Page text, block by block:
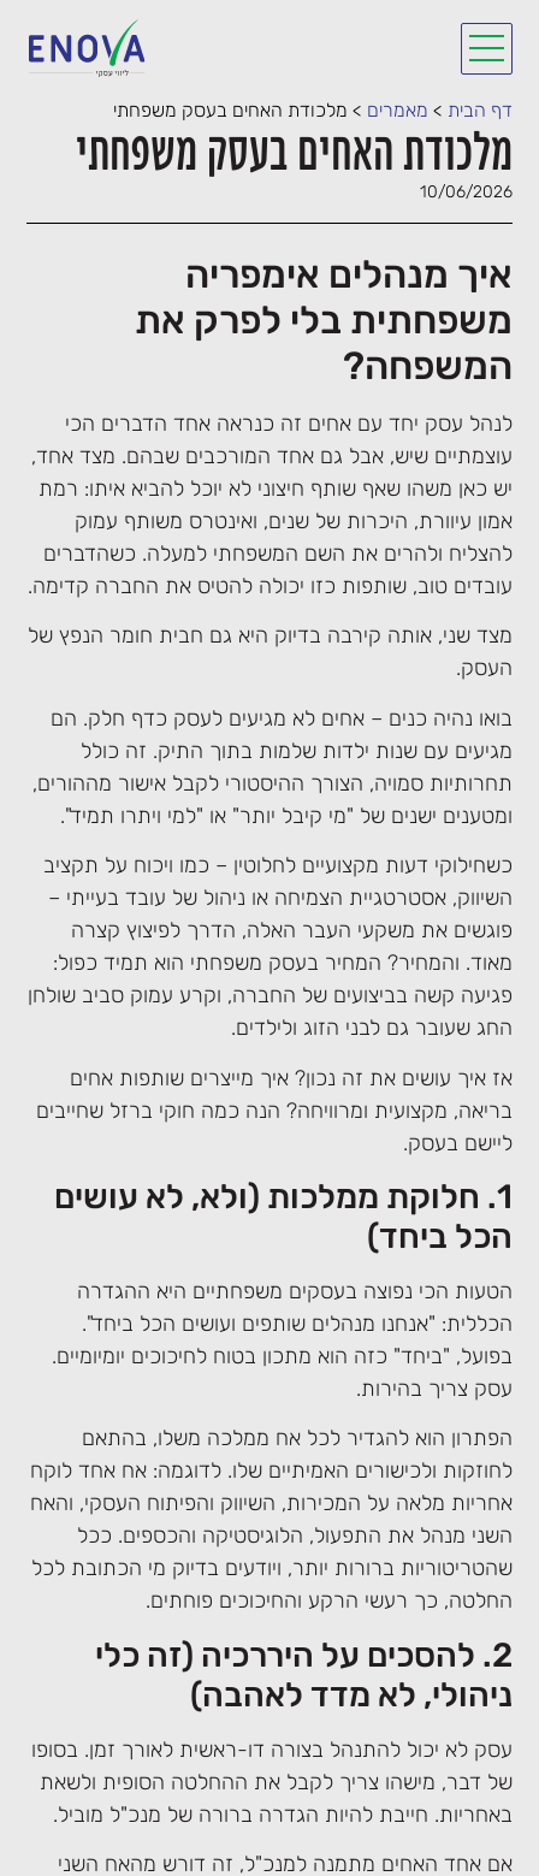
דף הבית > מאמרים > מלכודת האחים בעסק משפחתי
מלכודת האחים בעסק משפחתי
10/06/2026
איך מנהלים אימפריה
משפחתית בלי לפרק את
המשפחה?
לנהל עסק יחד עם אחים זה כנראה אחד הדברים הכי
עוצמתיים שיש, אבל גם אחד המורכבים שבהם. מצד אחד,
יש כאן משהו שאף שותף חיצוני לא יוכל להביא איתו: רמת
אמון עיוורת, היכרות של שנים, ואינטרס משותף עמוק
להצליח ולהרים את השם המשפחתי למעלה. כשהדברים
עובדים טוב, שותפות כזו יכולה להטיס את החברה קדימה.
מצד שני, אותה קירבה בדיוק היא גם חבית חומר הנפץ של
העסק.
בואו נהיה כנים – אחים לא מגיעים לעסק כדף חלק. הם
מגיעים עם שנות ילדות שלמות בתוך התיק. זה כולל
תחרותיות סמויה, הצורך ההיסטורי לקבל אישור מההורים,
ומטענים ישנים של "מי קיבל יותר" או "למי ויתרו תמיד".
כשחילוקי דעות מקצועיים לחלוטין – כמו ויכוח על תקציב
השיווק, אסטרטגיית הצמיחה או ניהול של עובד בעייתי –
פוגשים את משקעי העבר האלה, הדרך לפיצוץ קצרה
מאוד. והמחיר? המחיר בעסק משפחתי הוא תמיד כפול:
פגיעה קשה בביצועים של החברה, וקרע עמוק סביב שולחן
החג שעובר גם לבני הזוג ולילדים.
אז איך עושים את זה נכון? איך מייצרים שותפות אחים
בריאה, מקצועית ומרוויחה? הנה כמה חוקי ברזל שחייבים
ליישם בעסק.
1. חלוקת ממלכות (ולא, לא עושים
הכל ביחד)
הטעות הכי נפוצה בעסקים משפחתיים היא ההגדרה
הכללית: "אנחנו מנהלים שותפים ועושים הכל ביחד".
בפועל, "ביחד" כזה הוא מתכון בטוח לחיכוכים יומיומיים.
עסק צריך בהירות.
הפתרון הוא להגדיר לכל אח ממלכה משלו, בהתאם
לחוזקות ולכישורים האמיתיים שלו. לדוגמה: אח אחד לוקח
אחריות מלאה על המכירות, השיווק והפיתוח העסקי, והאח
השני מנהל את התפעול, הלוגיסטיקה והכספים. ככל
שהטריטוריות ברורות יותר, ויודעים בדיוק מי הכתובת לכל
החלטה, כך רעשי הרקע והחיכוכים פוחתים.
2. להסכים על היררכיה (זה כלי
ניהולי, לא מדד לאהבה)
עסק לא יכול להתנהל בצורה דו-ראשית לאורך זמן. בסופו
של דבר, מישהו צריך לקבל את ההחלטה הסופית ולשאת
באחריות. חייבת להיות הגדרה ברורה של מנכ"ל מוביל.
אם אחד האחים מתמנה למנכ"ל, זה דורש מהאח השני